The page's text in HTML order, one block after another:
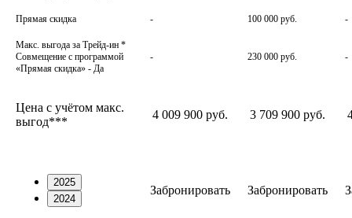
Прямая скидка - 100 000 руб. -
Макс. выгода за Трейд-ин *
Совмещение с программой
«Прямая скидка» - Да
- 230 000 руб. -
Цена с учётом макс.
выгод***
4 009 900 руб. 3 709 900 руб.
2025
2024
Забронировать Забронировать